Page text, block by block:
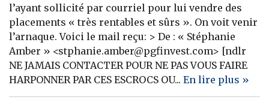
Patrimoine
Immobilier
Banque
l’ayant sollicité par courriel pour lui vendre des
placements « très rentables et sûrs ». On voit venir
l’arnaque. Voici le mail reçu: > De : « Stéphanie
Amber » <stphanie.amber@pgfinvest.com> [ndlr
NE JAMAIS CONTACTER POUR NE PAS VOUS FAIRE
HARPONNER PAR CES ESCROCS OU... En lire plus »